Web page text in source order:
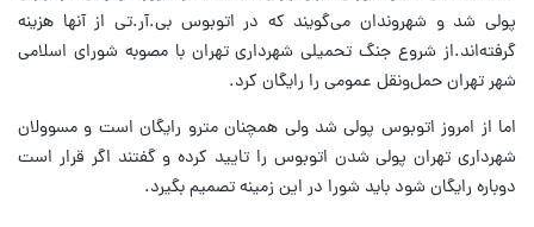
پولی شد و شهروندان می‌گویند که در اتوبوس بی.آر.تی از آنها هزینه
گرفته‌اند.از شروع جنگ تحمیلی شهرداری تهران با مصوبه شورای اسلامی
شهر تهران حمل‌ونقل عمومی را رایگان کرد.
اما از امروز اتوبوس پولی شد ولی همچنان مترو رایگان است و مسوولان
شهرداری تهران پولی شدن اتوبوس را تایید کرده و گفتند اگر قرار است
دوباره رایگان شود باید شورا در این زمینه تصمیم بگیرد.